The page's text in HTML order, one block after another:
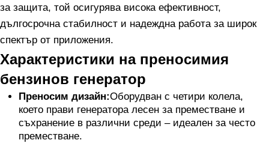
за защита, той осигурява висока ефективност,
дългосрочна стабилност и надеждна работа за широк
спектър от приложения.
Характеристики на преносимия
бензинов генератор
Преносим дизайн:Оборудван с четири колела,
което прави генератора лесен за преместване и
съхранение в различни среди – идеален за често
преместване.